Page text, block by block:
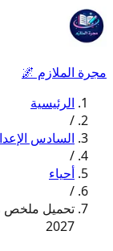
مجرة الملازم 🌌
الرئيسية
/
السادس
/
أحياء
/
تحميل ملخص
2027